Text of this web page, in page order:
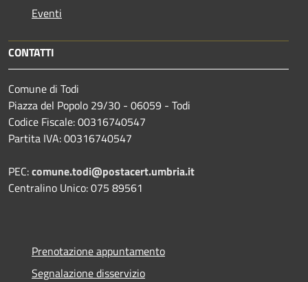
Eventi
CONTATTI
Comune di Todi
Piazza del Popolo 29/30 - 06059 - Todi
Codice Fiscale: 00316740547
Partita IVA: 00316740547
PEC:comune.todi@postacert.umbria.it
Centralino Unico: 075 89561
Prenotazione appuntamento
Segnalazione disservizio